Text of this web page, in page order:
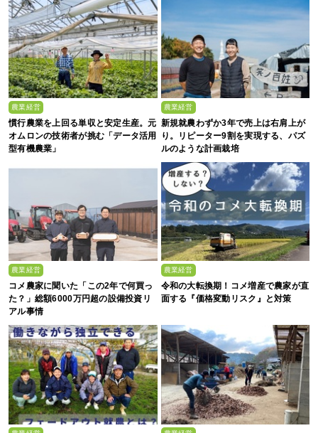
農業経営
慣行農業を上回る単収と安定生産。元
オムロンの技術者が挑む「データ活用
型有機農業」
農業経営
新規就農わずか3年で売上は右肩上が
り。リピーター9割を実現する、パズ
ルのような計画栽培
農業経営
コメ農家に聞いた「この2年で何買っ
た？」総額6000万円超の設備投資リ
アル事情
農業経営
令和の大転換期！コメ増産で農家が直
面する『価格変動リスク』と対策